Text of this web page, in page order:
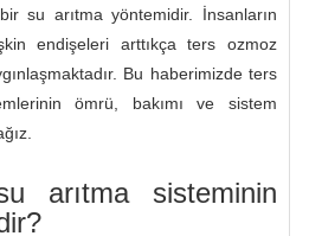
su arıtma yöntemidir. İnsanların
endişeleri arttıkça ters ozmoz
Bu haberimizde ters
ömrü, bakımı ve sistem
arıtma sisteminin